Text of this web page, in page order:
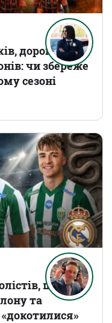
дорогі
чи збереже
сезоні
що
та